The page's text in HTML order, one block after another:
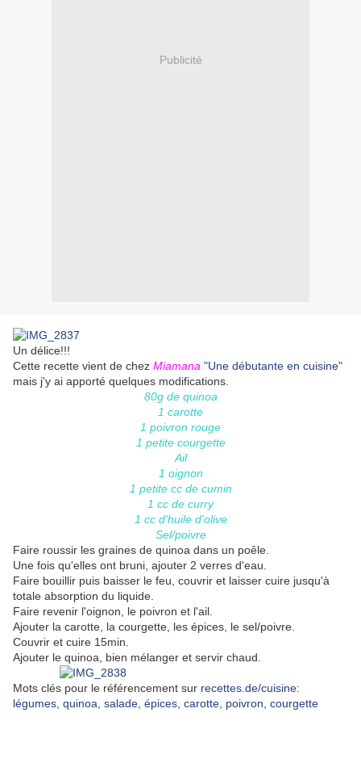
Publicité
Un délice!!!
Cette recette vient de chez Miamana "Une débutante en cuisine"
mais j'y ai apporté quelques modifications.
80g de quinoa
1 carotte
1 poivron rouge
1 petite courgette
Ail
1 oignon
1 petite cc de cumin
1 cc de curry
1 cc d'huile d'olive
Sel/poivre
Faire roussir les graines de quinoa dans un poêle.
Une fois qu'elles ont bruni, ajouter 2 verres d'eau.
Faire bouillir puis baisser le feu, couvrir et laisser cuire jusqu'à
totale absorption du liquide.
Faire revenir l'oignon, le poivron et l'ail.
Ajouter la carotte, la courgette, les épices, le sel/poivre.
Couvrir et cuire 15min.
Ajouter le quinoa, bien mélanger et servir chaud.
Mots clés pour le référencement sur recettes.de/cuisine:
légumes quinoa, salade épices carotte poivron courgette